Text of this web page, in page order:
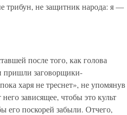
трибун, не защитник народа: я —
после того, как голова
пришли заговорщики-
харя не треснет», не упомянув
зависящее, чтобы это культ
его поскорей забыли. Отчего,